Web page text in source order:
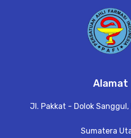
Alamat
Jl. Pakkat - Dolok Sanggul,
Sumatera